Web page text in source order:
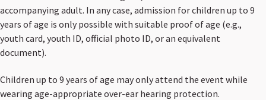
accompanying adult. In any case, admission for children up to 9
years of age is only possible with suitable proof of age (e.g.,
youth card, youth ID, official photo ID, or an equivalent
document).
Children up to 9 years of age may only attend the event while
wearing age-appropriate over-ear hearing protection.